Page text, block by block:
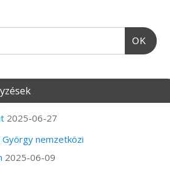
OK
2025-06-27
György nemzetközi
2025-06-09